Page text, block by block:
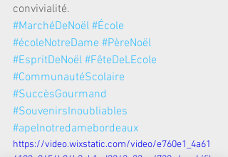
convivialité.
#MarchéDeNoël #École
#écoleNotreDame #PèreNoël
#EspritDeNoël #FêteDeLEcole
#CommunautéScolaire
#SuccèsGourmand
#SouvenirsInoubliables
#apelnotredamebordeaux
https://video.wixstatic.com/video/e760e1_4a61